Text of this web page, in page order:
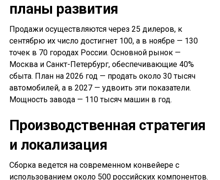
планы развития
Продажи осуществляются через 25 дилеров, к
сентябрю их число достигнет 100, а в ноябре — 130
точек в 70 городах России. Основной рынок —
Москва и Санкт-Петербург, обеспечивающие 40%
сбыта. План на 2026 год — продать около 30 тысяч
автомобилей, а в 2027 — удвоить эти показатели.
Мощность завода — 110 тысяч машин в год.
Производственная стратегия
и локализация
Сборка ведется на современном конвейере с
использованием около 500 российских компонентов.